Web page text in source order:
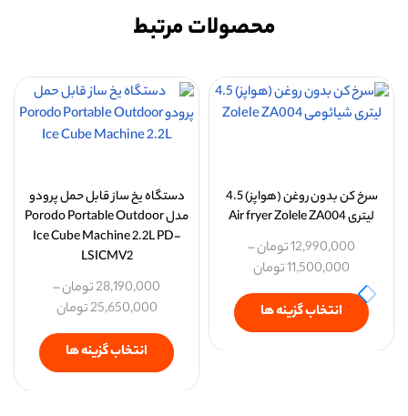
محصولات مرتبط
سرخ کن بدون روغن (هواپز) 4.5
لیتری Air fryer Zolele ZA004
12,990,000تومان–
11,500,000تومان
انتخاب گزینه ها
دستگاه یخ ساز قابل حمل پرودو
مدل Porodo Portable Outdoor
Ice Cube Machine 2.2L PD-
LSICMV2
28,190,000تومان–
25,650,000تومان
انتخاب گزینه ها